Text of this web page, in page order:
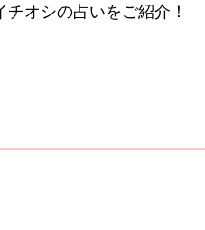
チオシの占いをご紹介！